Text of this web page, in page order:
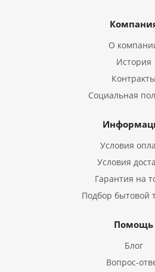
О
История
Контракты
Социальная
Условия
Условия
Гарантия на
Подбор бытовой
Помощь
Блог
Вопрос-